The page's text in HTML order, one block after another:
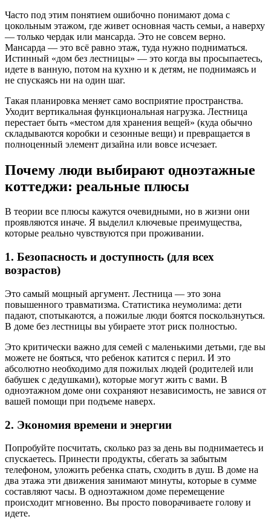
Часто под этим понятием ошибочно понимают дома с
цокольным этажом, где живет основная часть семьи, а наверху
— только чердак или мансарда. Это не совсем верно.
Мансарда — это всё равно этаж, туда нужно подниматься.
Истинный «дом без лестницы» — это когда вы просыпаетесь,
идете в ванную, потом на кухню и к детям, не поднимаясь и
не спускаясь ни на один шаг.
Такая планировка меняет само восприятие пространства.
Уходит вертикальная функциональная нагрузка. Лестница
перестает быть «местом для хранения вещей» (куда обычно
складываются коробки и сезонные вещи) и превращается в
полноценный элемент дизайна или вовсе исчезает.
Почему люди выбирают одноэтажные
коттеджи: реальные плюсы
В теории все плюсы кажутся очевидными, но в жизни они
проявляются иначе. Я выделил ключевые преимущества,
которые реально чувствуются при проживании.
1. Безопасность и доступность (для всех
возрастов)
Это самый мощный аргумент. Лестница — это зона
повышенного травматизма. Статистика неумолима: дети
падают, спотыкаются, а пожилые люди боятся поскользнуться.
В доме без лестницы вы убираете этот риск полностью.
Это критически важно для семей с маленькими детьми, где вы
можете не бояться, что ребенок катится с перил. И это
абсолютно необходимо для пожилых людей (родителей или
бабушек с дедушками), которые могут жить с вами. В
одноэтажном доме они сохраняют независимость, не завися от
вашей помощи при подъеме наверх.
2. Экономия времени и энергии
Попробуйте посчитать, сколько раз за день вы поднимаетесь и
спускаетесь. Принести продукты, сбегать за забытым
телефоном, уложить ребенка спать, сходить в душ. В доме на
два этажа эти движения занимают минуты, которые в сумме
составляют часы. В одноэтажном доме перемещение
происходит мгновенно. Вы просто поворачиваете голову и
идете.